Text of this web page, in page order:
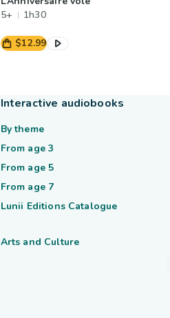
5+
1h30
$12.99
Interactive audiobooks
By theme
From age 3
From age 5
From age 7
Lunii Editions Catalogue
Arts and Culture